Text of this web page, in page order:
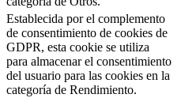
Establecida por el complemento
de consentimiento de cookies de
GDPR, esta cookie se utiliza
para almacenar el consentimiento
del usuario para las cookies en la
categoría de Rendimiento.